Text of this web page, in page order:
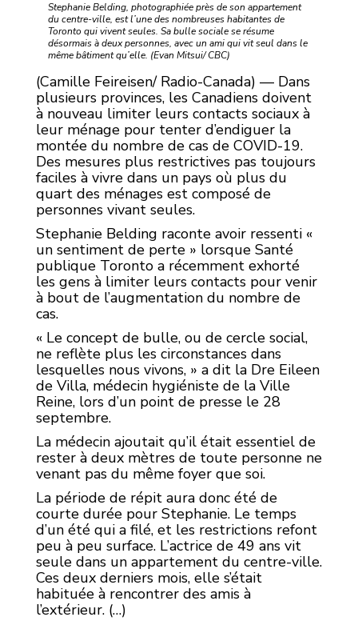
Stephanie Belding, photographiée près de son appartement
du centre-ville, est l’une des nombreuses habitantes de
Toronto qui vivent seules. Sa bulle sociale se résume
désormais à deux personnes, avec un ami qui vit seul dans le
même bâtiment qu’elle. (Evan Mitsui/ CBC)
(Camille Feireisen/ Radio-Canada) — Dans
plusieurs provinces, les Canadiens doivent
à nouveau limiter leurs contacts sociaux à
leur ménage pour tenter d’endiguer la
montée du nombre de cas de COVID-19.
Des mesures plus restrictives pas toujours
faciles à vivre dans un pays où plus du
quart des ménages est composé de
personnes vivant seules.
Stephanie Belding raconte avoir ressenti «
un sentiment de perte » lorsque Santé
publique Toronto a récemment exhorté
les gens à limiter leurs contacts pour venir
à bout de l’augmentation du nombre de
cas.
« Le concept de bulle, ou de cercle social,
ne reflète plus les circonstances dans
lesquelles nous vivons, » a dit la Dre Eileen
de Villa, médecin hygiéniste de la Ville
Reine, lors d’un point de presse le 28
septembre.
La médecin ajoutait qu’il était essentiel de
rester à deux mètres de toute personne ne
venant pas du même foyer que soi.
La période de répit aura donc été de
courte durée pour Stephanie. Le temps
d’un été qui a filé, et les restrictions refont
peu à peu surface. L’actrice de 49 ans vit
seule dans un appartement du centre-ville.
Ces deux derniers mois, elle s’était
habituée à rencontrer des amis à
l’extérieur. (…)